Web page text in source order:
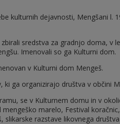
kulturnih dejavnosti, Mengšani l.
sredstva za gradnjo doma, v
Imenovali so ga Kulturni dom.
v Kulturni dom Mengeš.
ga organizirajo društva v občini
se v Kulturnem domu in v
marelo, Festival
razstave likovnega